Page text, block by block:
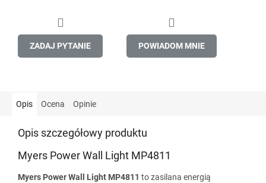
ZADAJ PYTANIE POWIADOM MNIE
Opis Ocena Opinie
Opis szczegółowy produktu
Myers Power Wall Light MP4811
Myers Power Wall Light MP4811 to zasilana energią